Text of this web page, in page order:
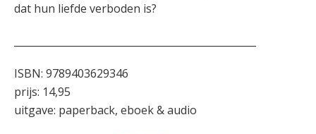
dat hun liefde verboden is?
ISBN: 9789403629346
prijs: 14,95
uitgave: paperback, eboek & audio